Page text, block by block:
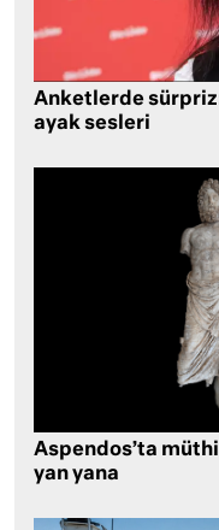
Anketlerde sürpriz:
ayak sesleri
Aspendos’ta
yan yana